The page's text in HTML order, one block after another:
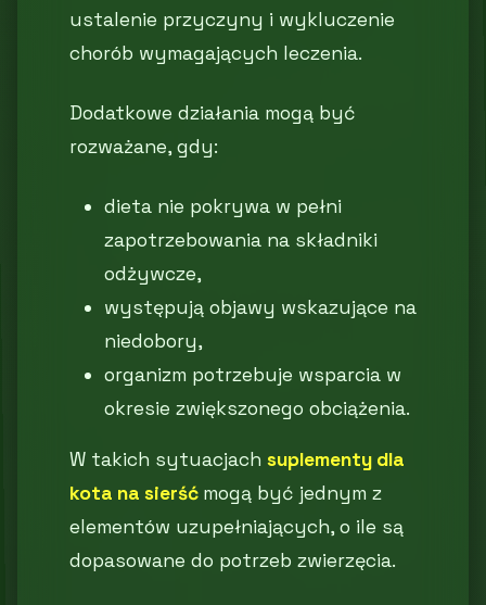
ustalenie przyczyny i wykluczenie
chorób wymagających leczenia.
Dodatkowe działania mogą być
rozważane, gdy:
dieta nie pokrywa w pełni
zapotrzebowania na składniki
odżywcze,
występują objawy wskazujące na
niedobory,
organizm potrzebuje wsparcia w
okresie zwiększonego obciążenia.
W takich sytuacjach suplementy dla
kota na sierść mogą być jednym z
elementów uzupełniających, o ile są
dopasowane do potrzeb zwierzęcia.